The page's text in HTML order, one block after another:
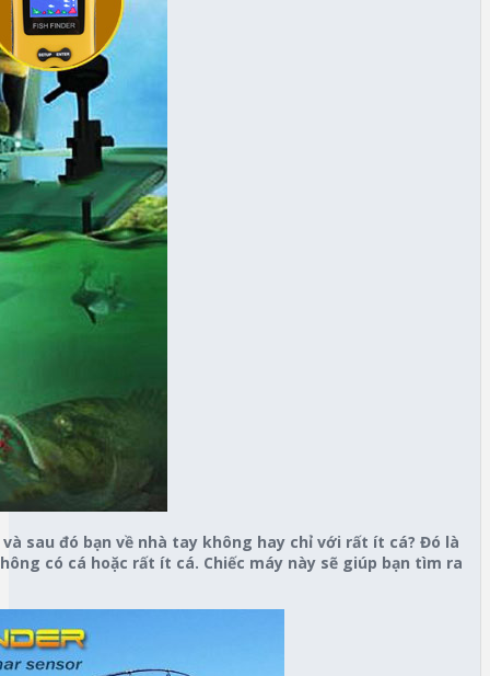
sau đó bạn về nhà tay không hay chỉ với rất ít cá? Đó là
có cá hoặc rất ít cá. Chiếc máy này sẽ giúp bạn tìm ra